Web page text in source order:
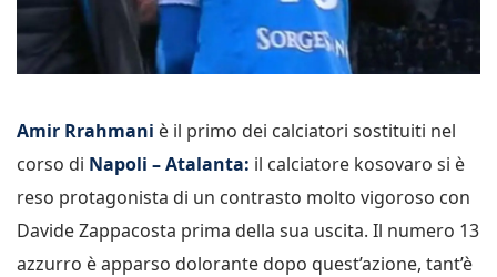
Amir Rrahmani è il primo dei calciatori sostituiti nel
corso di Napoli – Atalanta: il calciatore kosovaro si è
reso protagonista di un contrasto molto vigoroso con
Davide Zappacosta prima della sua uscita. Il numero 13
azzurro è apparso dolorante dopo quest’azione, tant’è